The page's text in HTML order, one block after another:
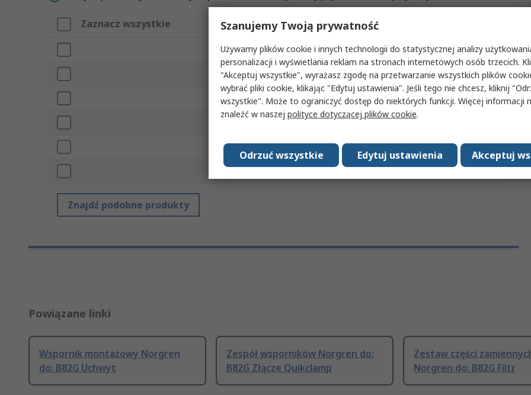
Zaznacz wszystkie Atrybut Wartość
Marka Norgren
Do użytku z B82G
Typ podrzędny Uchwyt
Normy/Zatwierdzenia
Typ produktu Zestaw montażowy
Znajdź podobne produkty
Powiązane linki
Wspornik montażowy Norgren
do: B82G Uchwyt
Zespół wsporników Norgren do:
B82G Złącze Quikclamp
Zestaw części
Norgren do: B82G Filtr
Szanujemy Twoją prywatność
Używamy plików cookie i innych technologii do statystycznej analizy
personalizacji i wyświetlania reklam na stronach internetowych osób trzecich.
"Akceptuj wszystkie", wyrażasz zgodę na przetwarzanie wszystkich plików
wybrać pliki cookie, klikając "Edytuj ustawienia". Jeśli tego nie chcesz, kliknij
wszystkie". Może to ograniczyć dostęp do niektórych funkcji. Więcej informacji
znaleźć w naszej polityce dotyczącej plików cookie.
Akceptuj
Edytuj ustawienia
Odrzuć wszystkie